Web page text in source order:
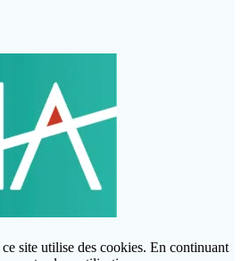
site utilise des cookies. En continuant